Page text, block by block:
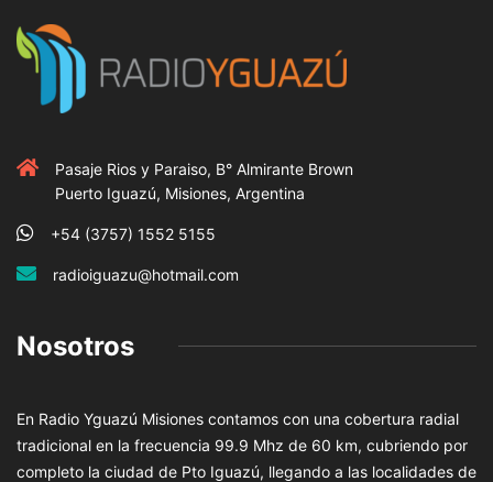
Pasaje Rios y Paraiso, B° Almirante Brown
Puerto Iguazú, Misiones, Argentina
+54 (3757) 1552 5155
radioiguazu@hotmail.com
Nosotros
En Radio Yguazú Misiones contamos con una cobertura radial
tradicional en la frecuencia 99.9 Mhz de 60 km, cubriendo por
completo la ciudad de Pto Iguazú, llegando a las localidades de